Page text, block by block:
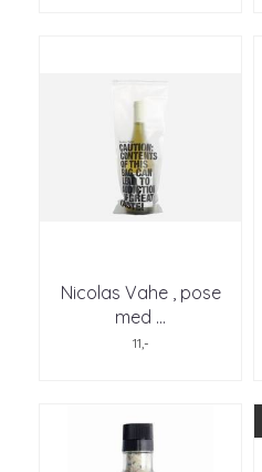
Nicolas Vahe , pose
med ...
11,-